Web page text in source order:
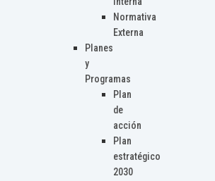
Normativa
Externa
Planes
y
Programas
Plan
de
acción
Plan
estratégico
2030